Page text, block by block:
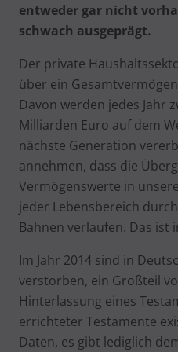
entweder gar nicht
schwach ausgeprägt.
Der private
über ein
Davon werden jedes Jahr
Milliarden Euro auf dem
nächste Generation
annehmen, dass die
Vermögenswerte in
jeder Lebensbereich
Bahnen verlaufen. Das ist
Im Jahr 2014 sind in
verstorben, ein Großteil
Hinterlassung eines
errichteter Testamente
Daten, es gibt lediglich